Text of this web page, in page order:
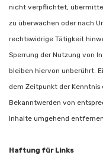
nicht verpflichtet,
zu überwachen oder nach
rechtswidrige Tätigkeit
Sperrung der Nutzung von
bleiben hiervon unberührt.
dem Zeitpunkt der
Bekanntwerden von
Inhalte umgehend
Haftung für Links